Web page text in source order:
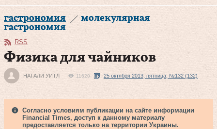
гастрономия
молекулярная
гастрономия
RSS
Физика для чайников
НАТАЛИ УИТЛ 11620 25 октября 2013, пятница, №132 (132)
Согласно условиям публикации на сайте информации
Financial Times, доступ к данному материалу
предоставляется только на территории Украины.